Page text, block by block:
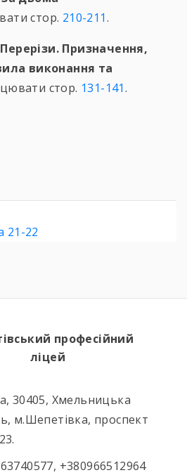
стор. 210-211.
Призначення,
виконання та
стор. 131-141.
21-22
професійний
ліцей
30405, Хмельницька
м.Шепетівка, проспект
+380966512964